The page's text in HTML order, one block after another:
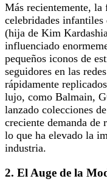
Más recientemente,
celebridades
(hija de Kim
influenciado
pequeños iconos de
seguidores en las
rápidamente
lujo, como Balmain,
lanzado colecciones
creciente demanda de
lo que ha elevado la
industria.
2. El Auge de la